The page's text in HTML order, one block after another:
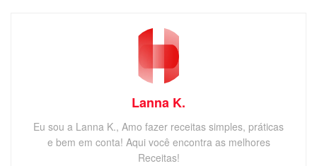
Lanna K.
Eu sou a Lanna K., Amo fazer receitas simples, práticas
e bem em conta! Aqui você encontra as melhores
Receitas!